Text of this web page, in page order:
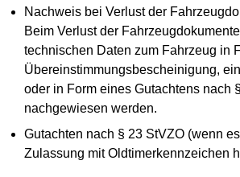
Nachweis bei Verlust der
Beim Verlust der
technischen Daten zum Fahrzeug in
Übereinstimmungsbescheinigung,
oder in Form eines Gutachtens nach
nachgewiesen werden.
Gutachten nach § 23 StVZO (wenn
Zulassung mit Oldtimerkennzeichen